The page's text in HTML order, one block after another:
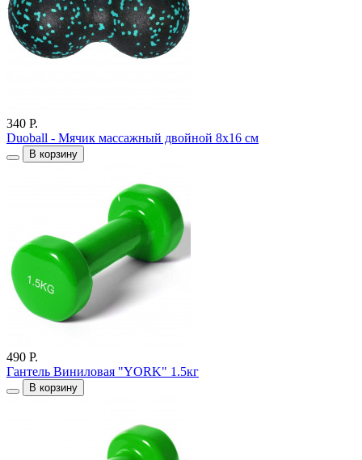
340 Р.
Duoball - Мячик массажный двойной 8х16 см
В корзину
490 Р.
Гантель Виниловая "YORK" 1.5кг
В корзину